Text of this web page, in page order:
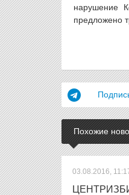
нарушение
предложено
Похожие
03.08.2016,